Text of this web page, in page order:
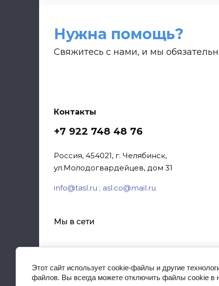
Мощности
Комплекты акустических систем
Нужна помощь?
Свяжитесь с нами, и мы
Контакты
+7 922 748 48 76
Россия, 454021, г. Челябинск,
ул.Молодогвардейцев, дом 31
info@tasl.ru ; asl.co@mail.ru
Мы в сети
Этот сайт использует cookie-файлы и другие
файлов. Вы всегда можете отключить файлы cookie в